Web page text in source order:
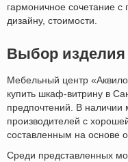
гармоничное сочетание с
дизайну, стоимости.
Выбор изделия
Мебельный центр
купить шкаф-витрину в
предпочтений. В наличии
производителей с
составленным на основе
Среди представленных